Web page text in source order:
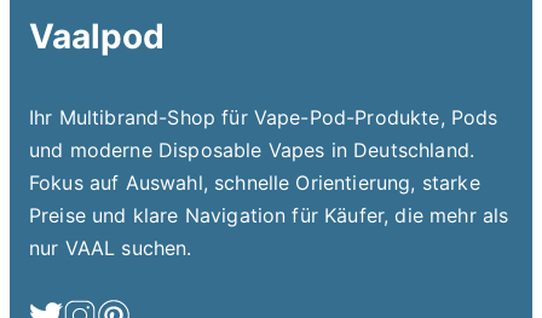
Vaalpod
Ihr Multibrand-Shop für Vape-Pod-Produkte, Pods
und moderne Disposable Vapes in Deutschland.
Fokus auf Auswahl, schnelle Orientierung, starke
Preise und klare Navigation für Käufer, die mehr als
nur VAAL suchen.